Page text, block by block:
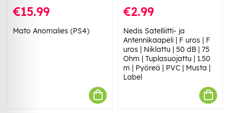
€15.99
Mato Anomalies (PS4)
€2.99
Nedis Satelliitti- ja
Antennikaapeli | F uros | F
uros | Niklattu | 50 dB | 75
Ohm | Tuplasuojattu | 1.50
m | Pyöreä | PVC | Musta |
Label